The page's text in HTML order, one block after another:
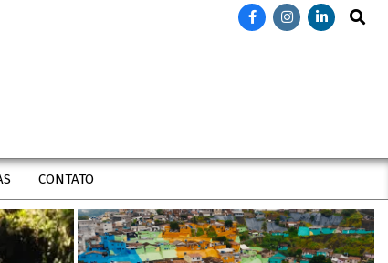
Search
CONTATO